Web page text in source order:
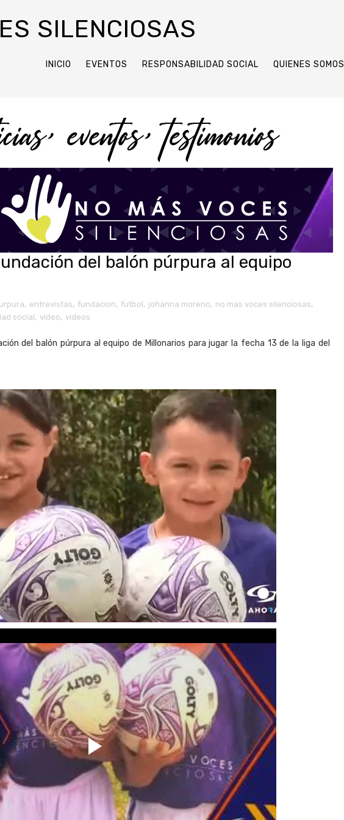
SILENCIOSAS
INICIO EVENTOS RESPONSABILIDAD SOCIAL QUIENES SOMOS
del balón púrpura al equipo
, entrevistas, fundacion, futbol, johanna moreno, no mas voces silenciosas,
social, video, videos
del balón púrpura al equipo de Millonarios para jugar la fecha 13 de la liga del